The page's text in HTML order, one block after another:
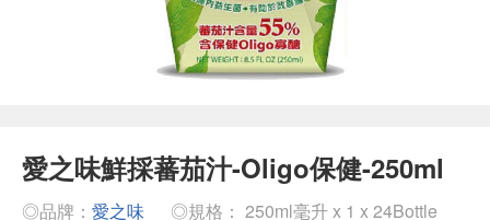
愛之味鮮採蕃茄汁-Oligo保健-250ml
◎品牌： 愛之味
◎規格： 250ml毫升 x 1 x 24Bottle